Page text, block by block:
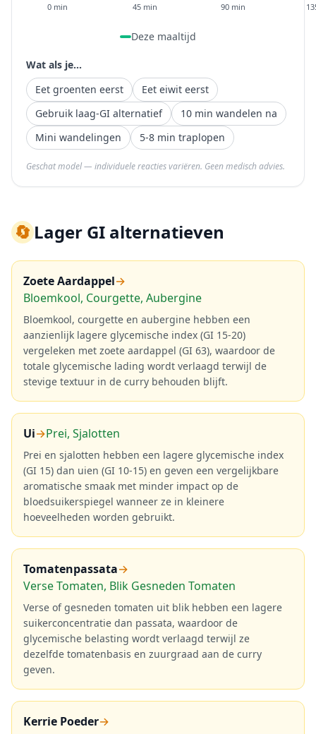
0 min 45 min 90 min
Deze maaltijd
Wat als je...
Eet groenten eerst
Eet eiwit eerst
Gebruik laag-GI alternatief
10 min wandelen na
Mini wandelingen
5-8 min traplopen
Geschat model — individuele reacties variëren. Geen medisch advies.
🔄Lager GI alternatieven
Zoete Aardappel→
Bloemkool, Courgette, Aubergine
Bloemkool, courgette en aubergine hebben een
aanzienlijk lagere glycemische index (GI 15-20)
vergeleken met zoete aardappel (GI 63), waardoor de
totale glycemische lading wordt verlaagd terwijl de
stevige textuur in de curry behouden blijft.
Ui→Prei, Sjalotten
Prei en sjalotten hebben een lagere glycemische index
(GI 15) dan uien (GI 10-15) en geven een vergelijkbare
aromatische smaak met minder impact op de
bloedsuikerspiegel wanneer ze in kleinere
hoeveelheden worden gebruikt.
Tomatenpassata→
Verse Tomaten, Blik Gesneden Tomaten
Verse of gesneden tomaten uit blik hebben een lagere
suikerconcentratie dan passata, waardoor de
glycemische belasting wordt verlaagd terwijl ze
dezelfde tomatenbasis en zuurgraad aan de curry
geven.
Kerrie Poeder→